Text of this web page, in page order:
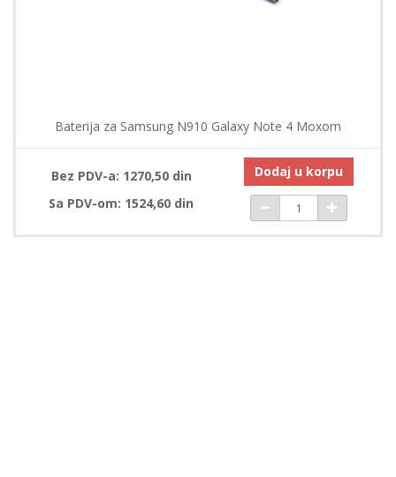
Baterija za Samsung N910 Galaxy Note 4 Moxom
Bez PDV-a: 1270,50 din
Sa PDV-om: 1524,60 din
Dodaj u korpu